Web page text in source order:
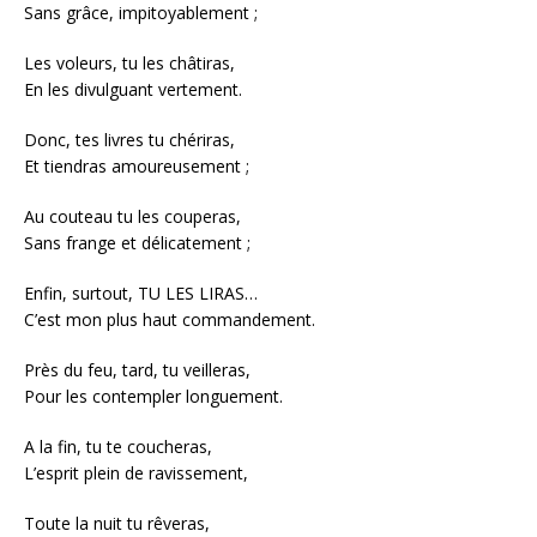
Sans grâce, impitoyablement ;
Les voleurs, tu les châtiras,
En les divulguant vertement.
Donc, tes livres tu chériras,
Et tiendras amoureusement ;
Au couteau tu les couperas,
Sans frange et délicatement ;
Enfin, surtout, TU LES LIRAS…
C’est mon plus haut commandement.
Près du feu, tard, tu veilleras,
Pour les contempler longuement.
A la fin, tu te coucheras,
L’esprit plein de ravissement,
Toute la nuit tu rêveras,